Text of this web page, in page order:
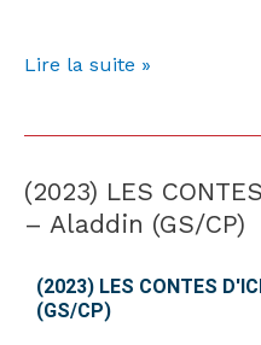
Lire la suite »
(2023) LES
– Aladdin (GS/CP)
(2023) LES CONTES
(GS/CP)
(2023)
LES
D’ICI
ET